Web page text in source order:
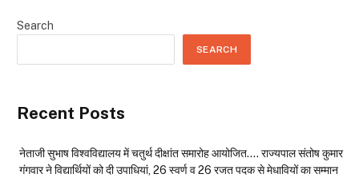
Search
SEARCH
Recent Posts
नेताजी सुभाष विश्वविद्यालय में चतुर्थ दीक्षांत समारोह आयोजित…. राज्यपाल संतोष कुमार
गंगवार ने विद्यार्थियों को दी उपाधियां, 26 स्वर्ण व 26 रजत पदक से मेधावियों का सम्मान